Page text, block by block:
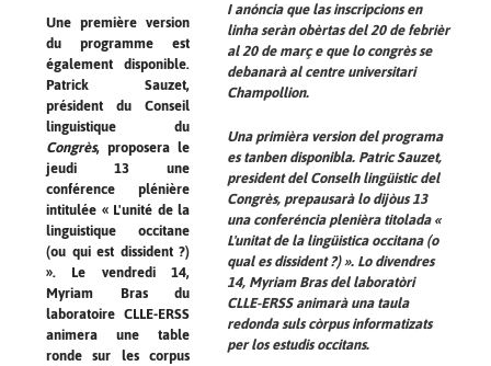
Une première version
du programme est
également disponible.
Patrick Sauzet,
président du Conseil
linguistique du
Congrès, proposera le
jeudi 13 une
conférence plénière
intitulée « L'unité de la
linguistique occitane
(ou qui est dissident ?)
». Le vendredi 14,
Myriam Bras du
laboratoire CLLE-ERSS
animera une table
ronde sur les corpus
I anóncia que las inscripcions en
linha seràn obèrtas del 20 de febrièr
al 20 de març e que lo congrès se
debanarà al centre universitari
Champollion.
Una primièra version del programa
es tanben disponibla. Patric Sauzet,
president del Conselh lingüistic del
Congrès, prepausarà lo dijòus 13
una conferéncia plenièra titolada «
L'unitat de la lingüistica occitana (o
qual es dissident ?) ». Lo divendres
14, Myriam Bras del laboratòri
CLLE-ERSS animarà una taula
redonda suls còrpus informatizats
per los estudis occitans.